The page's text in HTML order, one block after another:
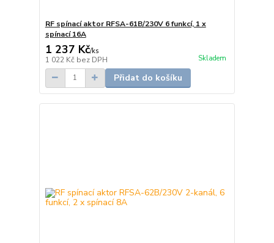
RF spínací aktor RFSA-61B/230V 6 funkcí, 1 x
spínací 16A
1 237 Kč/ks
1 022 Kč bez DPH Skladem
Přidat do košíku